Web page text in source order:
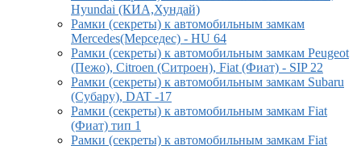
Hyundai (КИА,Хундай)
Рамки (секреты) к автомобильным замкам
Mercedes(Мерседес) - HU 64
Рамки (секреты) к автомобильным замкам Peugeot
(Пежо), Citroen (Ситроен), Fiat (Фиат) - SIP 22
Рамки (секреты) к автомобильным замкам Subaru
(Субару), DAT -17
Рамки (секреты) к автомобильным замкам Fiat
(Фиат) тип 1
Рамки (секреты) к автомобильным замкам Fiat